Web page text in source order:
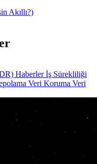
Akıllı?)
Haberlerİş Sürekliliği
Veri Koruma Veri